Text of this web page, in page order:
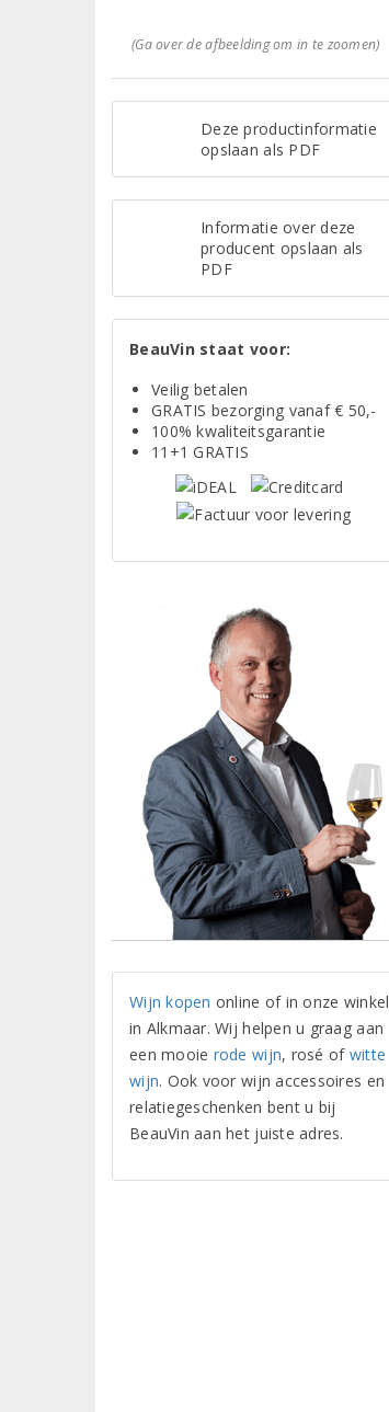
(Ga over de afbeelding om in te zoomen)
Deze productinformatie
opslaan als PDF
Informatie over deze
producent opslaan als
PDF
BeauVin staat voor:
Veilig betalen
GRATIS bezorging vanaf € 50,-
100% kwaliteitsgarantie
11+1 GRATIS
Wijn kopen online of in onze winkel
in Alkmaar. Wij helpen u graag aan
een mooie rode wijn, rosé of witte
wijn. Ook voor wijn accessoires en
relatiegeschenken bent u bij
BeauVin aan het juiste adres.